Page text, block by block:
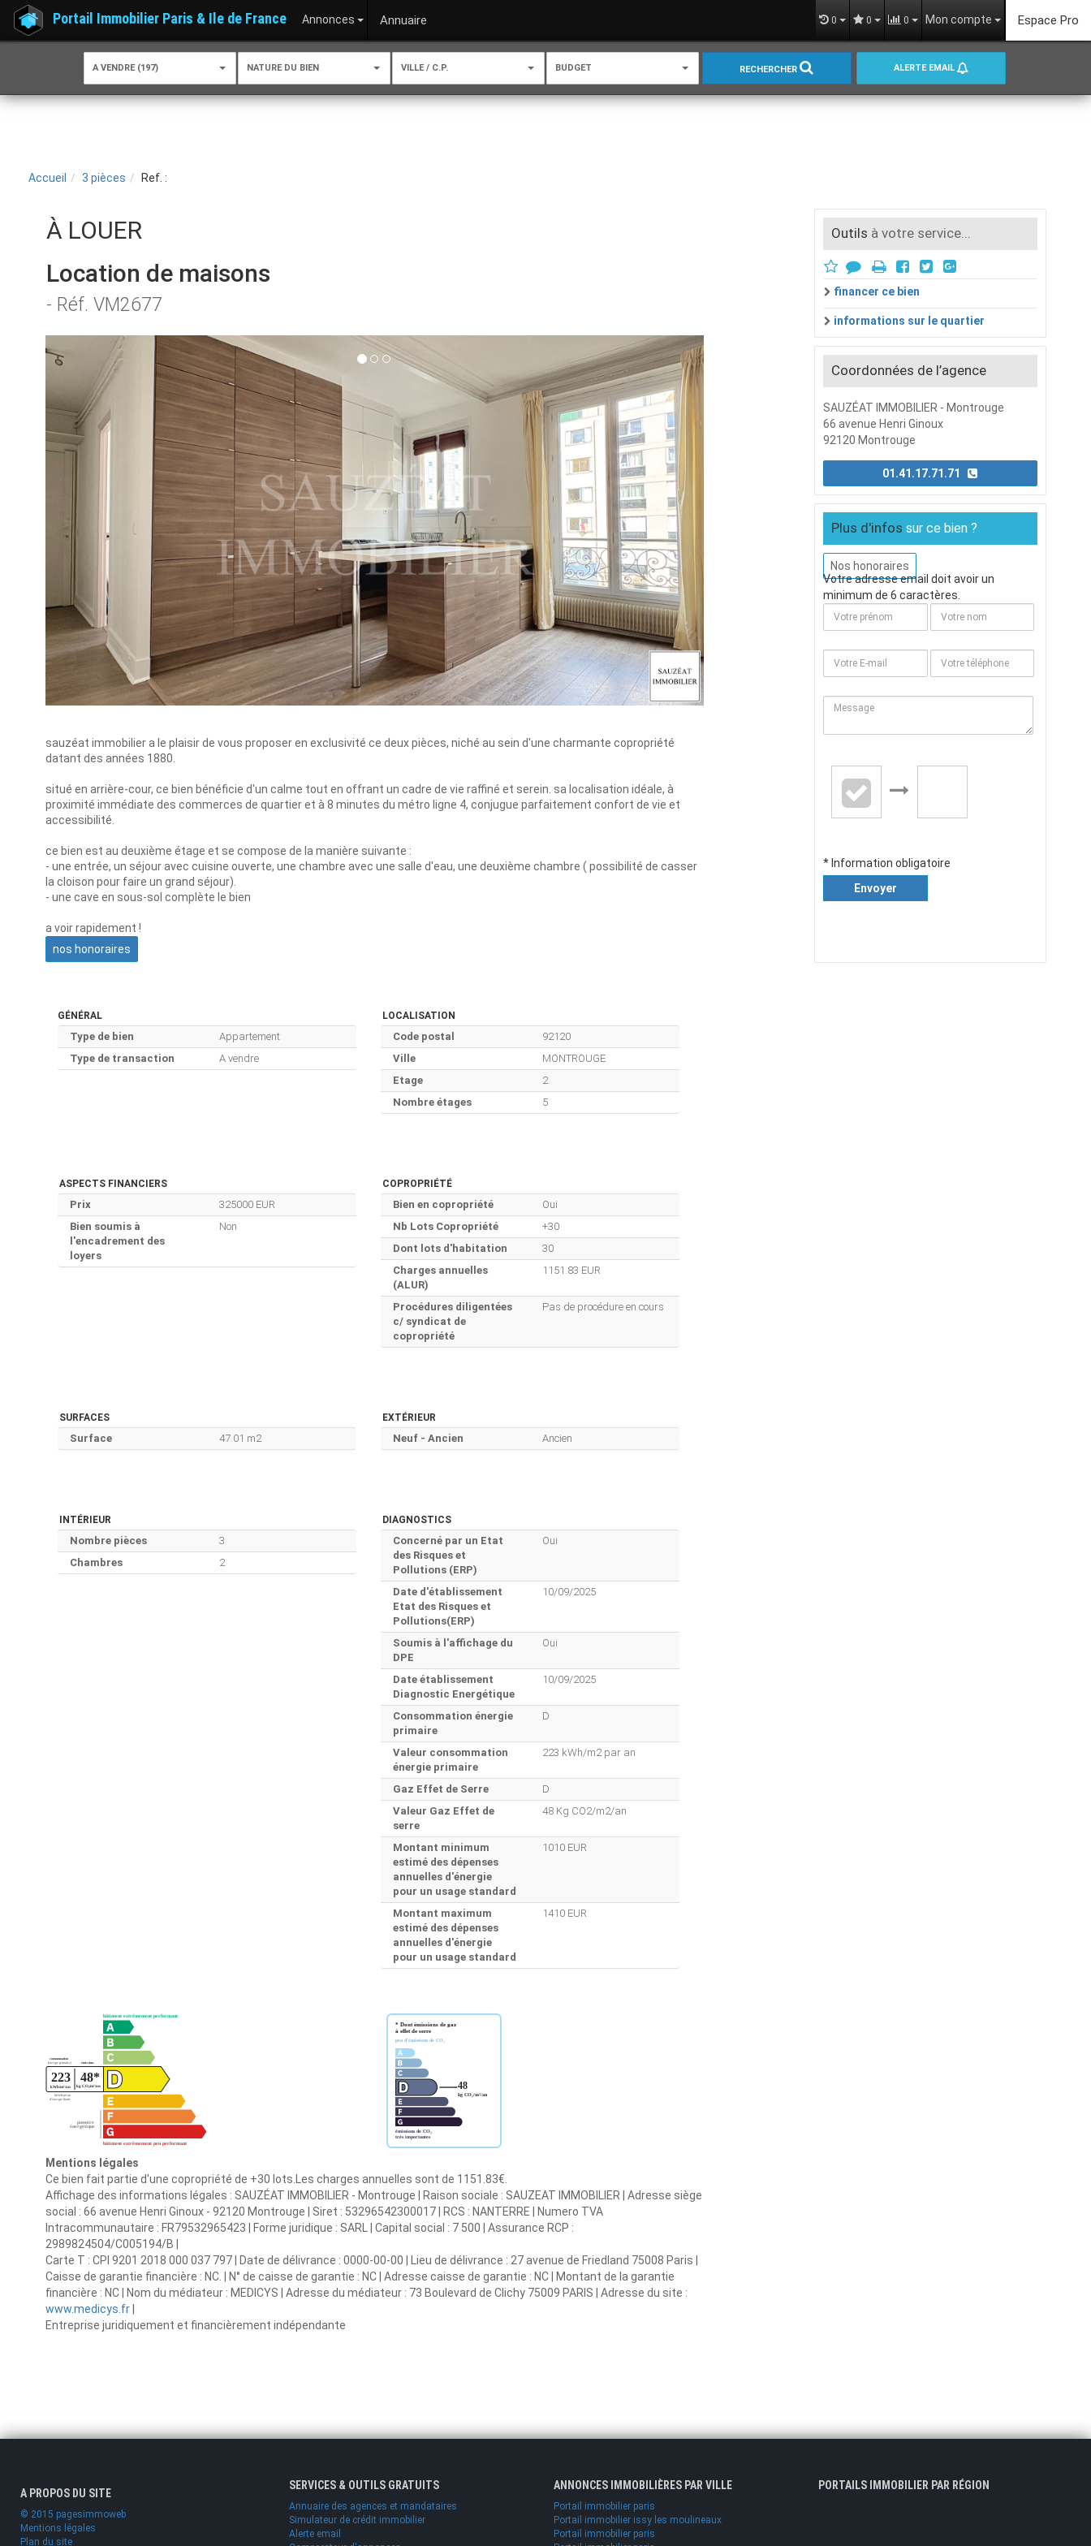
Portail Immobilier Paris & Ile de France Annonces Annuaire 0 0 0 Mon compte Espace Pro
A VENDRE (197) NATURE DU BIEN VILLE / C.P. BUDGET RECHERCHER ALERTE EMAIL
Accueil 3 pièces Ref. :
À LOUER
Location de maisons
- Réf. VM2677
sauzéat immobilier a le plaisir de vous proposer en exclusivité ce deux pièces, niché au sein d'une charmante copropriété
datant des années 1880.
situé en arrière-cour, ce bien bénéficie d'un calme tout en offrant un cadre de vie raffiné et serein. sa localisation idéale, à
proximité immédiate des commerces de quartier et à 8 minutes du métro ligne 4, conjugue parfaitement confort de vie et
accessibilité.
ce bien est au deuxième étage et se compose de la manière suivante :
- une entrée, un séjour avec cuisine ouverte, une chambre avec une salle d'eau, une deuxième chambre ( possibilité de casser
la cloison pour faire un grand séjour).
- une cave en sous-sol complète le bien
a voir rapidement !
nos honoraires
GÉNÉRAL
Type de bien
Appartement
Type de transaction
A vendre
LOCALISATION
Code postal
92120
Ville
MONTROUGE
Etage
2
Nombre étages
5
ASPECTS FINANCIERS
Prix
325000 EUR
Bien soumis à
l'encadrement des
loyers
Non
COPROPRIÉTÉ
Bien en copropriété
Oui
Nb Lots Copropriété
+30
Dont lots d'habitation
30
Charges annuelles
(ALUR)
1151.83 EUR
Procédures diligentées
c/ syndicat de
copropriété
Pas de procédure en cours
SURFACES
Surface 47.01 m2
EXTÉRIEUR
Neuf - Ancien Ancien
INTÉRIEUR
Nombre pièces
3
Chambres
2
DIAGNOSTICS
Concerné par un Etat
des Risques et
Pollutions (ERP)
Oui
Date d'établissement
Etat des Risques et
Pollutions(ERP)
10/09/2025
Soumis à l'affichage du
DPE
Oui
Date établissement
Diagnostic Energétique
10/09/2025
Consommation énergie
primaire
D
Valeur consommation
énergie primaire
223 kWh/m2 par an
Gaz Effet de Serre
D
Valeur Gaz Effet de
serre
48 Kg CO2/m2/an
Montant minimum
estimé des dépenses
annuelles d'énergie
pour un usage standard
1010 EUR
Montant maximum
estimé des dépenses
annuelles d'énergie
pour un usage standard
1410 EUR
Mentions légales
Ce bien fait partie d'une copropriété de +30 lots.Les charges annuelles sont de 1151.83€.
Affichage des informations légales : SAUZÉAT IMMOBILIER - Montrouge | Raison sociale : SAUZEAT IMMOBILIER | Adresse siège
social : 66 avenue Henri Ginoux - 92120 Montrouge | Siret : 53296542300017 | RCS : NANTERRE | Numero TVA
Intracommunautaire : FR79532965423 | Forme juridique : SARL | Capital social : 7 500 | Assurance RCP :
2989824504/C005194/B |
Carte T : CPI 9201 2018 000 037 797 | Date de délivrance : 0000-00-00 | Lieu de délivrance : 27 avenue de Friedland 75008 Paris |
Caisse de garantie financière : NC. | N° de caisse de garantie : NC | Adresse caisse de garantie : NC | Montant de la garantie
financière : NC | Nom du médiateur : MEDICYS | Adresse du médiateur : 73 Boulevard de Clichy 75009 PARIS | Adresse du site :
www.medicys.fr
Entreprise juridiquement et financièrement indépendante
Outils à votre service...
financer ce bien
informations sur le quartier
Coordonnées de l’agence
SAUZÉAT IMMOBILIER - Montrouge
66 avenue Henri Ginoux
92120 Montrouge
01.41.17.71.71
Plus d'infos sur ce bien ?
Nos honoraires
Votre adresse email doit avoir un
minimum de 6 caractères.
* Information obligatoire
Envoyer
A PROPOS DU SITE
© 2015 pagesimmoweb
Mentions légales
Plan du site
SERVICES & OUTILS GRATUITS
Annuaire des agences et mandataires
Simulateur de crédit immobilier
Alerte email
ANNONCES IMMOBILIÈRES PAR VILLE
Portail immobilier paris
Portail immobilier issy les moulineaux
Portail immobilier paris
PORTAILS IMMOBILIER PAR RÉGION